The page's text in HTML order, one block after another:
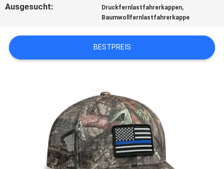
FÄLLE
PRIVACY
Ausgesucht: Druckfernlastfahrerkappen,
Baumwollfernlastfahrerkappe
BESTPREIS